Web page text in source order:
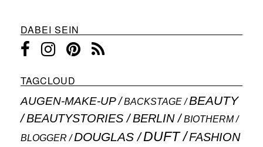
DABEI SEIN
TAGCLOUD
AUGEN-MAKE-UP BACKSTAGE BEAUTY
BEAUTYSTORIES BERLIN
BIOTHERM
BLOGGER
DOUGLAS DUFT
FASHION